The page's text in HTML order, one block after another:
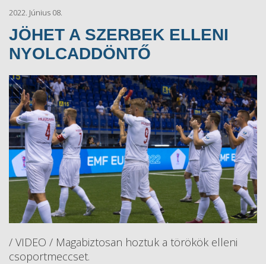
2022. Június 08.
JÖHET A SZERBEK ELLENI
NYOLCADDÖNTŐ
/ VIDEO / Magabiztosan hoztuk a törökök elleni
csoportmeccset.